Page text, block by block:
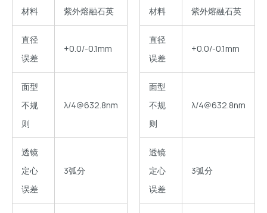
材料 紫外熔融石英
直径
误差
+0.0/-0.1mm
面型
不规
则
λ/4@632.8nm
透镜
定心
误差
3弧分
材料 紫外熔融石英
直径
误差
+0.0/-0.1mm
面型
不规
则
λ/4@632.8nm
透镜
定心
误差
3弧分